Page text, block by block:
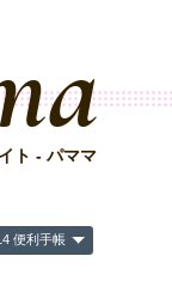
ト - パママ
便利手帳